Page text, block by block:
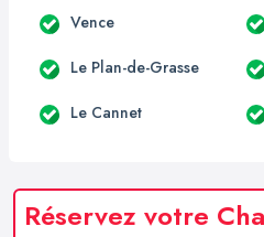
Vence
Le Plan-de-Grasse
Le Cannet
Réservez votre